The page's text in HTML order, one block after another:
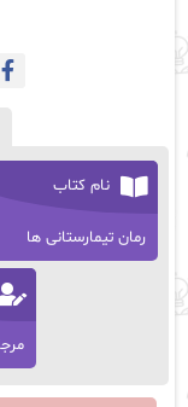
نام کتاب
رمان تیمارستانی ها